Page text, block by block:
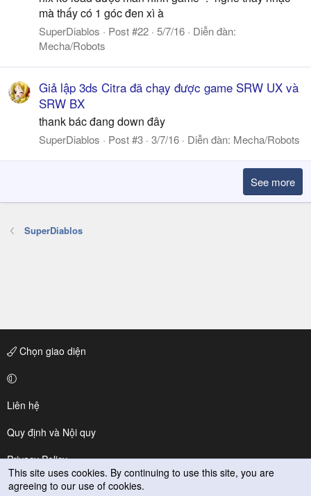
mà thấy có 1 góc đen xì à
SuperDiablos Post #22 5/7/16
Diễn đàn:
Mecha/Robots
Giả lập 3ds Citra đã chạy được game SRW UX và
SRW BX
thank bác đang down đây
SuperDiablos Post #3 3/7/16 Diễn đàn: Mecha/Robots
See more
SuperDiablos
Chọn giao diện
Liên hệ
Quy định và Nội quy
Privacy Policy
Trợ giúp
This site uses cookies. By continuing to use this site, you are
agreeing to our use of cookies.